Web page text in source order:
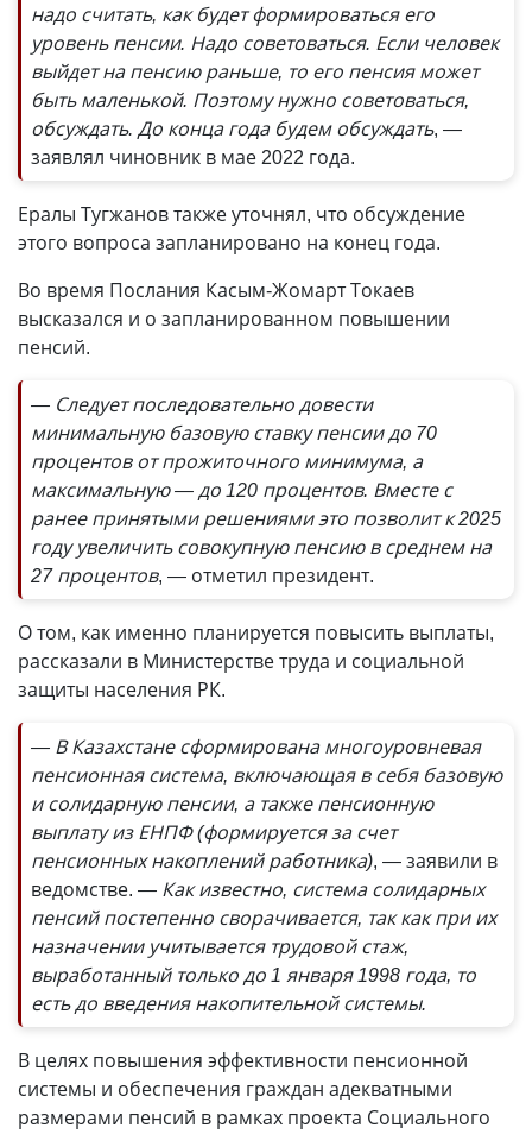
надо считать, как будет формироваться его
уровень пенсии. Надо советоваться. Если человек
выйдет на пенсию раньше, то его пенсия может
быть маленькой. Поэтому нужно советоваться,
обсуждать. До конца года будем обсуждать, —
заявлял чиновник в мае 2022 года.
Ералы Тугжанов также уточнял, что обсуждение
этого вопроса запланировано на конец года.
Во время Послания Касым-Жомарт Токаев
высказался и о запланированном повышении
пенсий.
— Следует последовательно довести
минимальную базовую ставку пенсии до 70
процентов от прожиточного минимума, а
максимальную — до 120 процентов. Вместе с
ранее принятыми решениями это позволит к 2025
году увеличить совокупную пенсию в среднем на
27 процентов, — отметил президент.
О том, как именно планируется повысить выплаты,
рассказали в Министерстве труда и социальной
защиты населения РК.
— В Казахстане сформирована многоуровневая
пенсионная система, включающая в себя базовую
и солидарную пенсии, а также пенсионную
выплату из ЕНПФ (формируется за счет
пенсионных накоплений работника), — заявили в
ведомстве. — Как известно, система солидарных
пенсий постепенно сворачивается, так как при их
назначении учитывается трудовой стаж,
выработанный только до 1 января 1998 года, то
есть до введения накопительной системы.
В целях повышения эффективности пенсионной
системы и обеспечения граждан адекватными
размерами пенсий в рамках проекта Социального